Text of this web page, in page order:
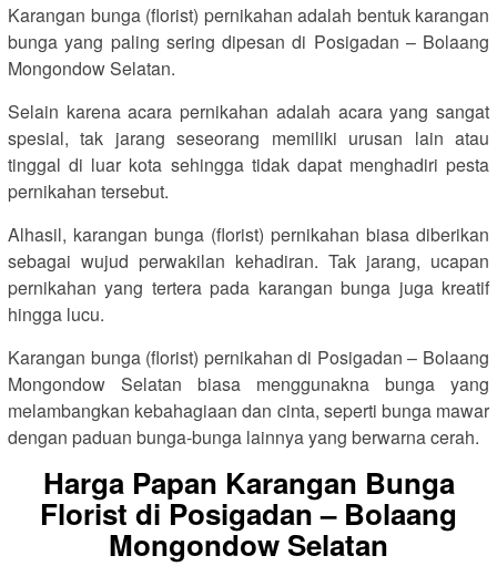
Karangan bunga (florist) pernikahan adalah bentuk karangan
bunga yang paling sering dipesan di Posigadan – Bolaang
Mongondow Selatan.
Selain karena acara pernikahan adalah acara yang sangat
spesial, tak jarang seseorang memiliki urusan lain atau
tinggal di luar kota sehingga tidak dapat menghadiri pesta
pernikahan tersebut.
Alhasil, karangan bunga (florist) pernikahan biasa diberikan
sebagai wujud perwakilan kehadiran. Tak jarang, ucapan
pernikahan yang tertera pada karangan bunga juga kreatif
hingga lucu.
Karangan bunga (florist) pernikahan di Posigadan – Bolaang
Mongondow Selatan biasa menggunakna bunga yang
melambangkan kebahagiaan dan cinta, seperti bunga mawar
dengan paduan bunga-bunga lainnya yang berwarna cerah.
Harga Papan Karangan Bunga
Florist di Posigadan – Bolaang
Mongondow Selatan